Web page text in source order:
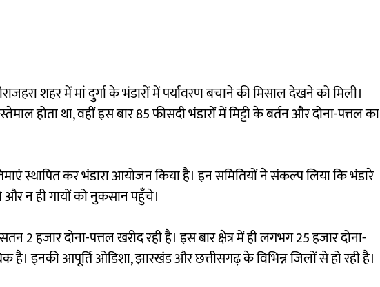
शहर में मां दुर्गा के भंडारों में पर्यावरण बचाने की मिसाल देखने को मिली।
होता था, वहीं इस बार 85 फीसदी भंडारों में मिट्टी के बर्तन और दोना-पत्तल का
स्थापित कर भंडारा आयोजन किया है। इन समितियों ने संकल्प लिया कि भंडारे
और न ही गायों को नुकसान पहुँचे।
हजार दोना-पत्तल खरीद रही है। इस बार क्षेत्र में ही लगभग 25 हजार दोना-
इनकी आपूर्ति ओडिशा, झारखंड और छत्तीसगढ़ के विभिन्न जिलों से हो रही है।